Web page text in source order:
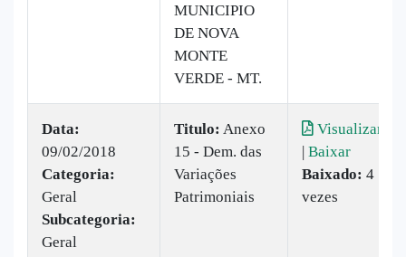
MUNICIPIO
DE NOVA
MONTE
VERDE - MT.
Data:
09/02/2018
Categoria:
Geral
Subcategoria:
Geral
Titulo: Anexo
15 - Dem. das
Variações
Patrimoniais
Visualizar
| Baixar
Baixado: 4
vezes